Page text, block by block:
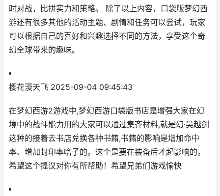
时对战，比拼实力和策略。 除了以上内容，口袋版梦幻西
游还有很多其他的活动主题、剧情和任务可以尝试，玩家
可以根据自己的喜好和兴趣选择不同的方法，享受这个奇
幻全球带来的趣味。
樱花漫天飞 2025-09-04 09:45:43
在梦幻西游2游戏中,梦幻西游口袋版书店是增强大家在幻
境中的战斗能力用的大家可以通过集齐材料,就是幻·吴越剑
这种的接着去书店兑换各种书籍,书籍的影响是增加命中
率、增加封印率啥子的。这个是要在装备后才起影响的。
希望这个提议对你有所帮助！希望兄弟们游戏愉快